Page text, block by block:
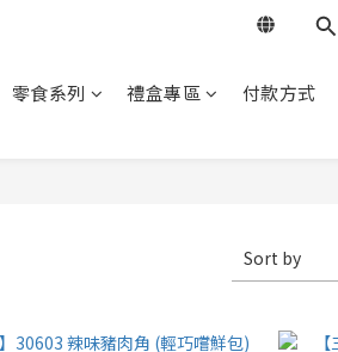
零食系列 禮盒專區 付款方式
Sort by